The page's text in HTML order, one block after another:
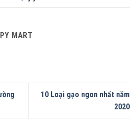
MART
10 Loại gạo ngon nhất năm
2020